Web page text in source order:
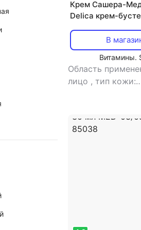
Крем Сашера-
Delica крем-
В
Витамины.
Область
лицо , тип кожи: